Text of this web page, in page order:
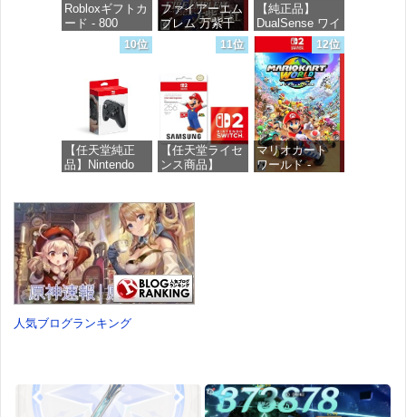
Robloxギフトカ
ード - 800
Robux 【限定バ
ーチャルアイテ
【オンラインゲ
ームコード】
ロブロックス |
オンラインコー
ド版
価格：¥1,300
ファイアーエム
ブレム 万紫千
紅 -Switch2
【純正品】
DualSense ワイ
ヤレスコントロ
ーラー ミッド
ナイト ブラッ
ク(CFI-
ZCT2J01)
価格：¥10,737
10位
【任天堂純正
品】Nintendo
価格：¥9,980
11位
【任天堂ライセ
ンス商品】
Express Card
256GB for
Nintendo Switch
2(サムスン マイ
クロSDエクス
プレスカード
256GB)
【Amazon.co.jp
12位
マリオカート
ワールド -
人気ブログランキング